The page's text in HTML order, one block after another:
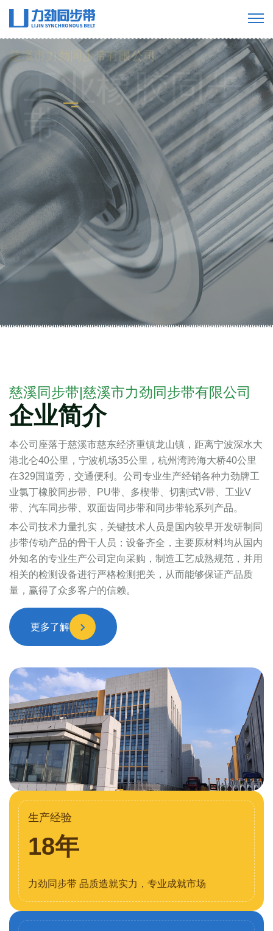
慈溪市力劲同步带有限公司
工业橡胶同步
带
橡胶单面齿同步带
橡胶双面齿同步带
橡胶多楔带
橡胶开口带
了解我们的产品
慈溪同步带|慈溪市力劲同步带有限公司
企业简介
本公司座落于慈溪市慈东经济重镇龙山镇，距离宁波深水大
港北仑40公里，宁波机场35公里，杭州湾跨海大桥40公里
在329国道旁，交通便利。公司专业生产经销各种力劲牌工
业氯丁橡胶同步带、PU带、多楔带、切割式V带、工业V
带、汽车同步带、双面齿同步带和同步带轮系列产品。
本公司技术力量扎实，关键技术人员是国内较早开发研制同
步带传动产品的骨干人员；设备齐全，主要原材料均从国内
外知名的专业生产公司定向采购，制造工艺成熟规范，并用
相关的检测设备进行严格检测把关，从而能够保证产品质
量，赢得了众多客户的信赖。
更多了解
生产经验
18年
力劲同步带 品质造就实力，专业成就市场